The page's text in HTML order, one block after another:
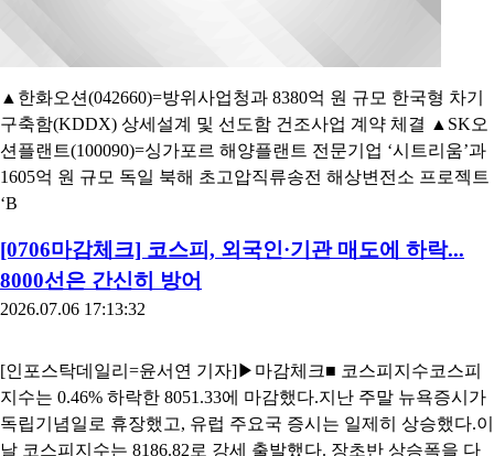
▲한화오션(042660)=방위사업청과 8380억 원 규모 한국형 차기
구축함(KDDX) 상세설계 및 선도함 건조사업 계약 체결 ▲SK오
션플랜트(100090)=싱가포르 해양플랜트 전문기업 ‘시트리움’과
1605억 원 규모 독일 북해 초고압직류송전 해상변전소 프로젝트
‘B
[0706마감체크] 코스피, 외국인·기관 매도에 하락...
8000선은 간신히 방어
2026.07.06 17:13:32
[인포스탁데일리=윤서연 기자]▶마감체크■ 코스피지수코스피
지수는 0.46% 하락한 8051.33에 마감했다.지난 주말 뉴욕증시가
독립기념일로 휴장했고, 유럽 주요국 증시는 일제히 상승했다.이
날 코스피지수는 8186.82로 강세 출발했다. 장초반 상승폭을 다